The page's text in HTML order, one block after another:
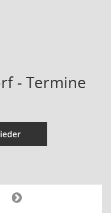
- Termine